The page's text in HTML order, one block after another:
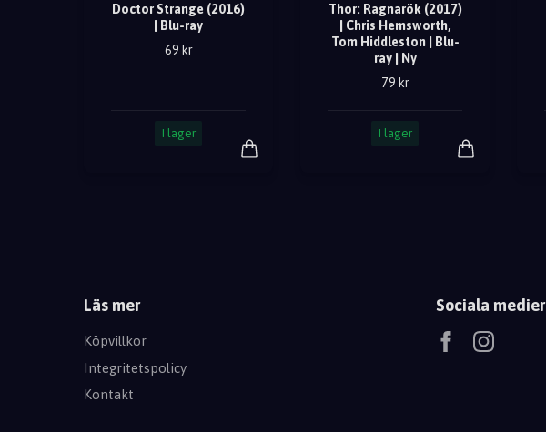
Doctor Strange (2016)
| Blu-ray
69 kr
I lager
Thor: Ragnarök (2017)
| Chris Hemsworth,
Tom Hiddleston | Blu-
ray | Ny
79 kr
I lager
Läs mer
Köpvillkor
Integritetspolicy
Kontakt
Sociala medier